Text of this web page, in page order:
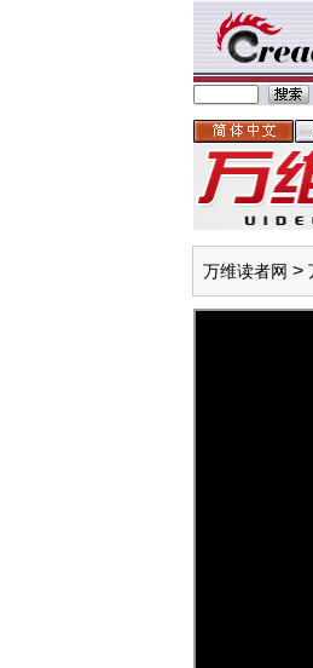
万维读者网 >